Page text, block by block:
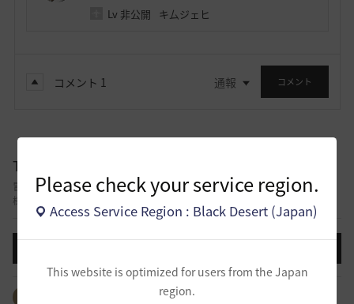
Please check your service region.
Access Service Region : Black Desert (Japan)
This website is optimized for users from the Japan
region.
Lv 非公開 キ厶ジェヒ
コメント 1 通報 コメント
TIP&攻略
冒険しながら積み上げてきた自分だけのノウハウ、攻略、コツを他の冒険者
様と共有できる掲示板です。
#PvP